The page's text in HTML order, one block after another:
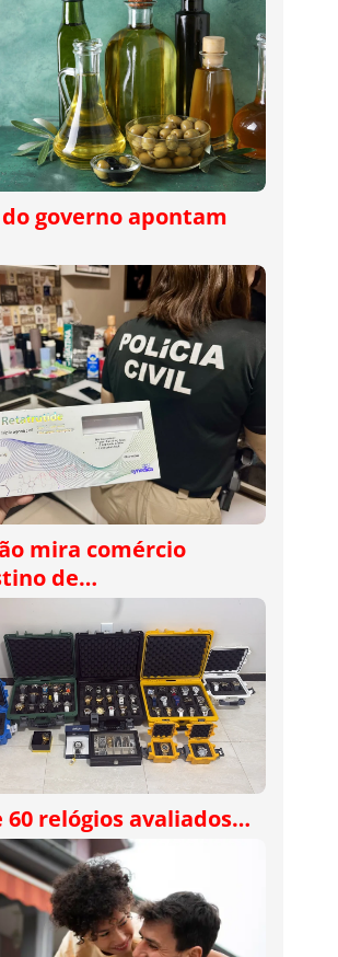
governo apontam
mira comércio
de…
60 relógios avaliados…